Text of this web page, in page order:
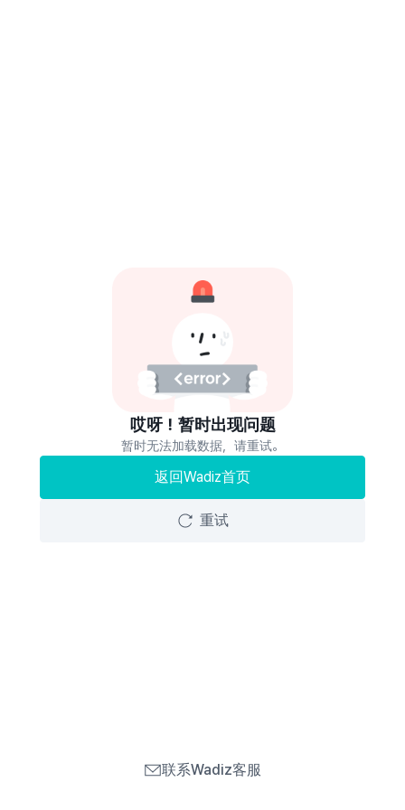
哎呀！暂时出现问题
暂时无法加载数据，请重试。
返回Wadiz首页
重试
联系Wadiz客服